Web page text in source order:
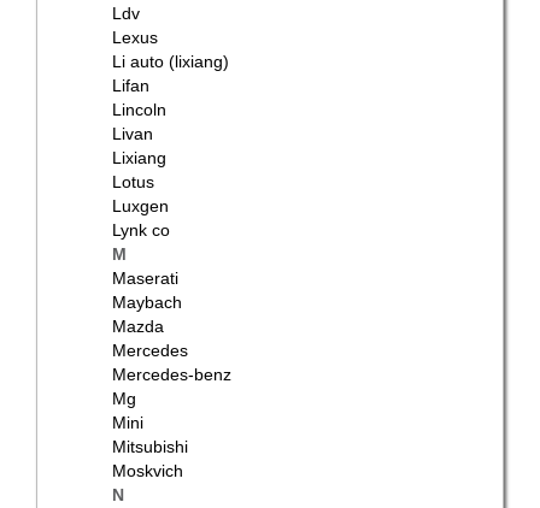
Ldv
Lexus
Li auto (lixiang)
Lifan
Lincoln
Livan
Lixiang
Lotus
Luxgen
Lynk co
M
Maserati
Maybach
Mazda
Mercedes
Mercedes-benz
Mg
Mini
Mitsubishi
Moskvich
N